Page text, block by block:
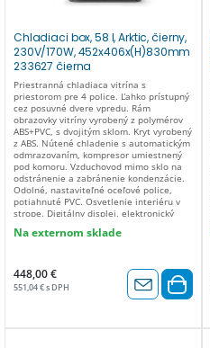
Chladiaci box, 58 l, Arktic, čierny,
230V/170W, 452x406x(H)830mm
233627 čierna
Priestranná chladiaca vitrína s
priestorom pre 4 police. Ľahko prístupný
cez posuvné dvere vpredu. Rám
obrazovky vitríny vyrobený z polymérov
ABS+PVC, s dvojitým sklom. Kryt vyrobený
z ABS. Nútené chladenie s automatickým
odmrazovaním, kompresor umiestnený
pod komoru. Vzduchovod mimo sklo na
odstránenie a zabránenie kondenzácie.
Odolné, nastaviteľné oceľové police,
potiahnuté PVC. Osvetlenie interiéru v
strope. Digitálny displej, elektronický
policami. Energetický štítok: B (A – G).
Na externom sklade
448,00 €
551,04 € s DPH